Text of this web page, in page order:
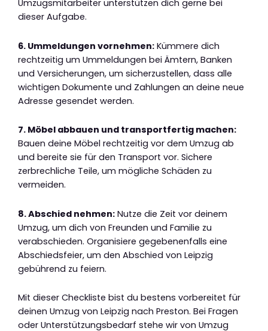
Umzugsmitarbeiter unterstützen dich gerne bei
dieser Aufgabe.
6. Ummeldungen vornehmen: Kümmere dich
rechtzeitig um Ummeldungen bei Ämtern, Banken
und Versicherungen, um sicherzustellen, dass alle
wichtigen Dokumente und Zahlungen an deine neue
Adresse gesendet werden.
7. Möbel abbauen und transportfertig machen:
Bauen deine Möbel rechtzeitig vor dem Umzug ab
und bereite sie für den Transport vor. Sichere
zerbrechliche Teile, um mögliche Schäden zu
vermeiden.
8. Abschied nehmen: Nutze die Zeit vor deinem
Umzug, um dich von Freunden und Familie zu
verabschieden. Organisiere gegebenenfalls eine
Abschiedsfeier, um den Abschied von Leipzig
gebührend zu feiern.
Mit dieser Checkliste bist du bestens vorbereitet für
deinen Umzug von Leipzig nach Preston. Bei Fragen
oder Unterstützungsbedarf stehe wir von Umzug